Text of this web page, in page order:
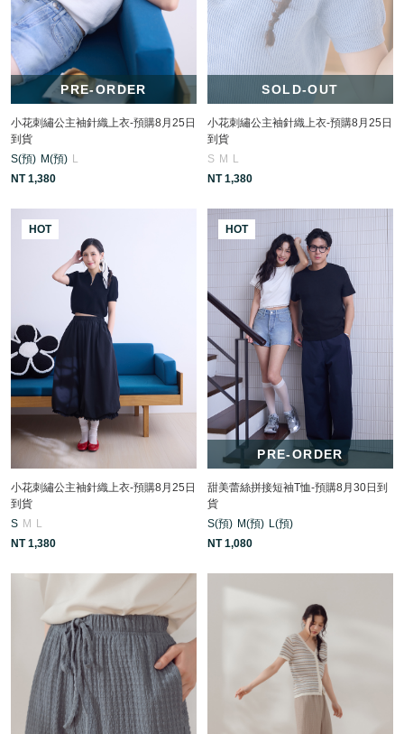
PRE-ORDER
小花刺繡公主袖針織上衣-預購8月25日
到貨
S(預) M(預) L
NT 1,380
SOLD-OUT
小花刺繡公主袖針織上衣-預購8月25日
到貨
S M
L
NT 1,380
HOT
小花刺繡公主袖針織上衣-預購8月25日
到貨
S M
L
NT 1,380
PRE-ORDER
HOT
甜美蕾絲拼接短袖T恤-預購8月30日到
貨
S(預) M(預) L(預)
NT 1,080